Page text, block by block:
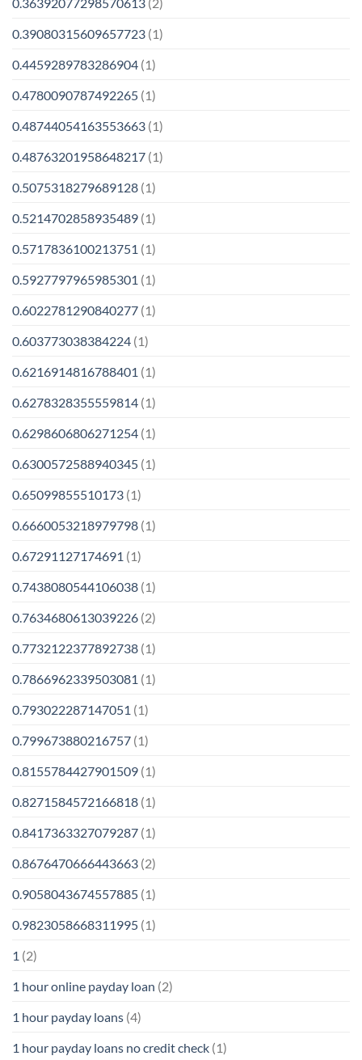
0.39080315609657723 (1)
0.4459289783286904 (1)
0.4780090787492265 (1)
0.48744054163553663 (1)
0.48763201958648217 (1)
0.5075318279689128 (1)
0.5214702858935489 (1)
0.5717836100213751 (1)
0.5927797965985301 (1)
0.6022781290840277 (1)
0.603773038384224 (1)
0.6216914816788401 (1)
0.6278328355559814 (1)
0.6298606806271254 (1)
0.6300572588940345 (1)
0.65099855510173 (1)
0.6660053218979798 (1)
0.67291127174691 (1)
0.7438080544106038 (1)
0.7634680613039226 (2)
0.7732122377892738 (1)
0.7866962339503081 (1)
0.793022287147051 (1)
0.799673880216757 (1)
0.8155784427901509 (1)
0.8271584572166818 (1)
0.8417363327079287 (1)
0.8676470666443663 (2)
0.9058043674557885 (1)
0.9823058668311995 (1)
1 (2)
1 hour online payday loan (2)
1 hour payday loans (4)
1 hour payday loans no credit check (1)